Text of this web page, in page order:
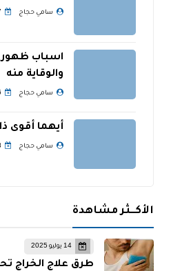
سامي حجاج
اسباب ظهور
والوقاية منه
سامي حجاج
أيهما أقوى
سامي حجاج
الأكــثر مشاهدة
14 يوليو 2025
طرق علاج الخراج